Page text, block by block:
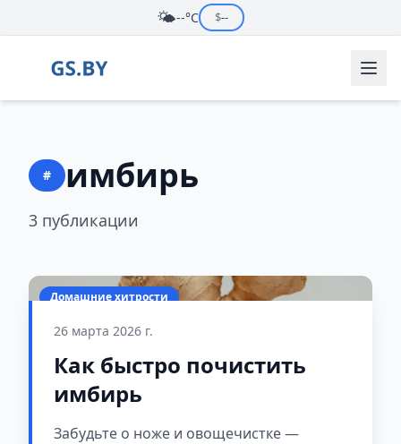
🌤️--°C $--
# имбирь
3 публикации
Домашние хитрости
26 марта 2026 г.
Как быстро почистить
имбирь
Забудьте о ноже и овощечистке —